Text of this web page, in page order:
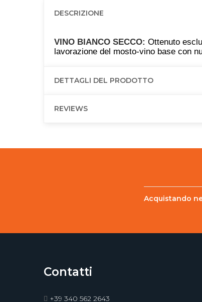
DESCRIZIONE
VINO BIANCO SECCO: Ottenuto
lavorazione del mosto-vino base con
DETTAGLI DEL PRODOTTO
REVIEWS
Acquistando
Contatti
+39 340 562 2643